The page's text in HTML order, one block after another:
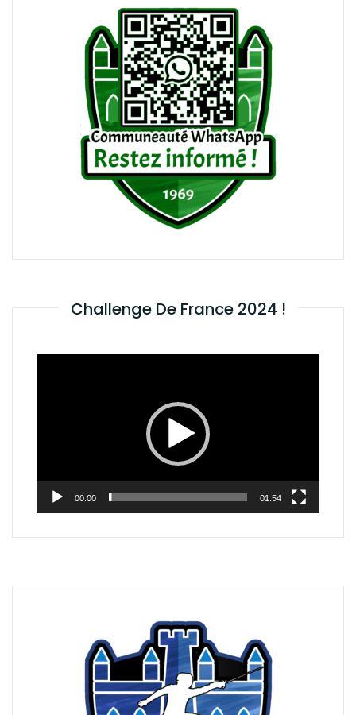
Challenge De France 2024 !
00:00 01:54